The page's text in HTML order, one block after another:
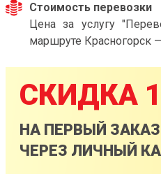
Стоимость перевозки
Цена за услугу
маршруте Красногорск
СКИДКА
НА ПЕРВЫЙ ЗАКАЗ
ЧЕРЕЗ ЛИЧНЫЙ